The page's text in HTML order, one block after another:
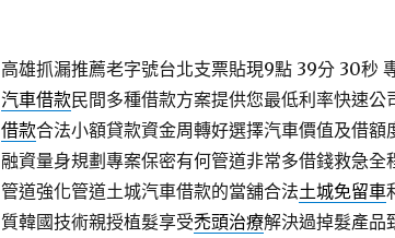
高雄抓漏推薦老字號台北支票貼現9點 39分 30秒
汽車借款民間多種借款方案提供您最低利率快速公
借款合法小額貸款資金周轉好選擇汽車價值及借額
融資量身規劃專案保密有何管道非常多借錢救急全
管道強化管道土城汽車借款的當舖合法土城免留車
質韓國技術親授植髮享受禿頭治療解決過掉髮產品